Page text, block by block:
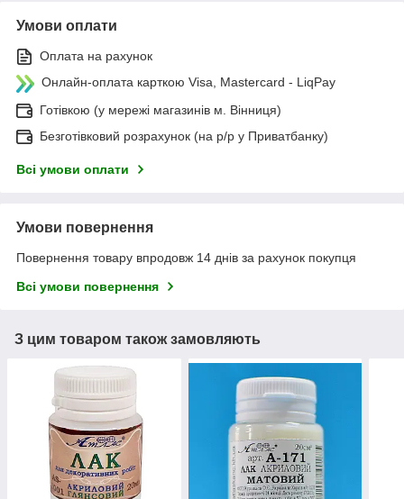
Умови оплати
Оплата на рахунок
Онлайн-оплата карткою Visa, Mastercard - LiqPay
Готівкою (у мережі магазинів м. Вінниця)
Безготівковий розрахунок (на р/р у Приватбанку)
Всі умови оплати
Умови повернення
Повернення товару впродовж 14 днів за рахунок покупця
Всі умови повернення
З цим товаром також замовляють